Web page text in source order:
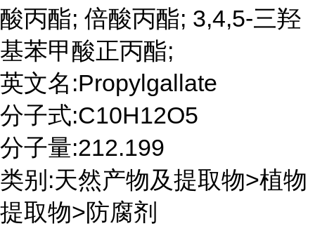
酸丙酯; 倍酸丙酯; 3,4,5-三羟
基苯甲酸正丙酯;
英文名:Propylgallate
分子式:C10H12O5
分子量:212.199
类别:天然产物及提取物>植物
提取物>防腐剂